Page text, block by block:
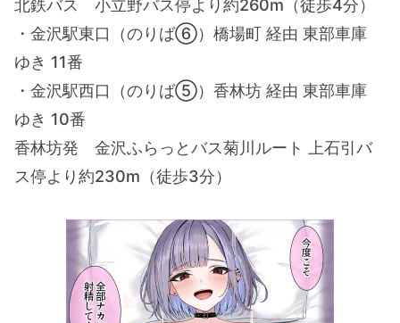
北鉄バス 小立野バス停より約260m（徒歩4分）
・金沢駅東口（のりば⑥）橋場町 経由 東部車庫
ゆき 11番
・金沢駅西口（のりば⑤）香林坊 経由 東部車庫
ゆき 10番
香林坊発 金沢ふらっとバス菊川ルート 上石引バ
ス停より約230m（徒歩3分）